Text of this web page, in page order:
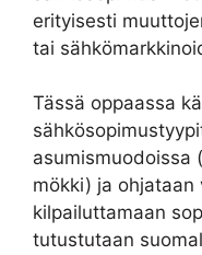
erityisesti
tai
Tässä oppaassa
asumismuodoissa
mökki) ja ohjataan
kilpailuttamaan
tutustutaan